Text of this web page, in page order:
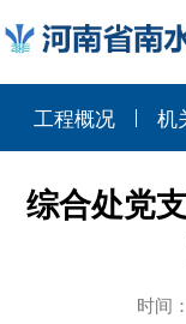
工程概况 机
综合处党
时间